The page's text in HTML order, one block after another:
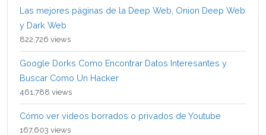
Las mejores páginas de la Deep Web, Onion Deep Web
y Dark Web
822,726 views
Google Dorks Como Encontrar Datos Interesantes y
Buscar Como Un Hacker
461,788 views
Cómo ver videos borrados o privados de Youtube
167,603 views